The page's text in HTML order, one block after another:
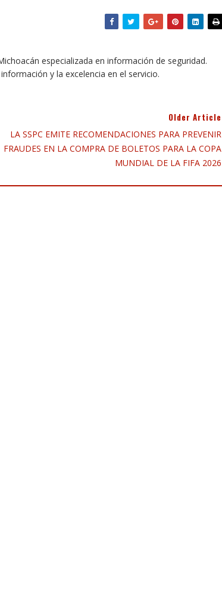
especializada en información de seguridad.
y la excelencia en el servicio.
Older Article
LA SSPC EMITE RECOMENDACIONES PARA PREVENIR
FRAUDES EN LA COMPRA DE BOLETOS PARA LA COPA
MUNDIAL DE LA FIFA 2026